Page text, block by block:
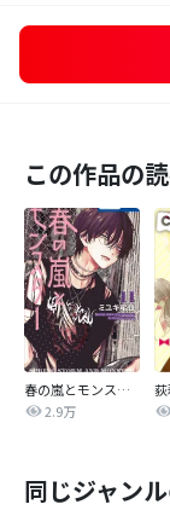
この作品の
春の嵐とモンスター
2.9万
同じジャン